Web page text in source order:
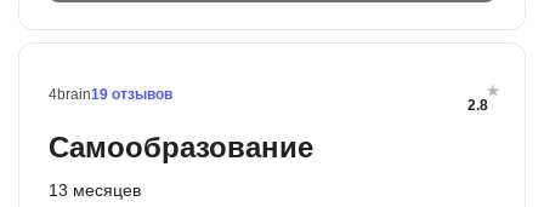
Самообразование
4brain
2.8
19 отзывов
13 месяцев